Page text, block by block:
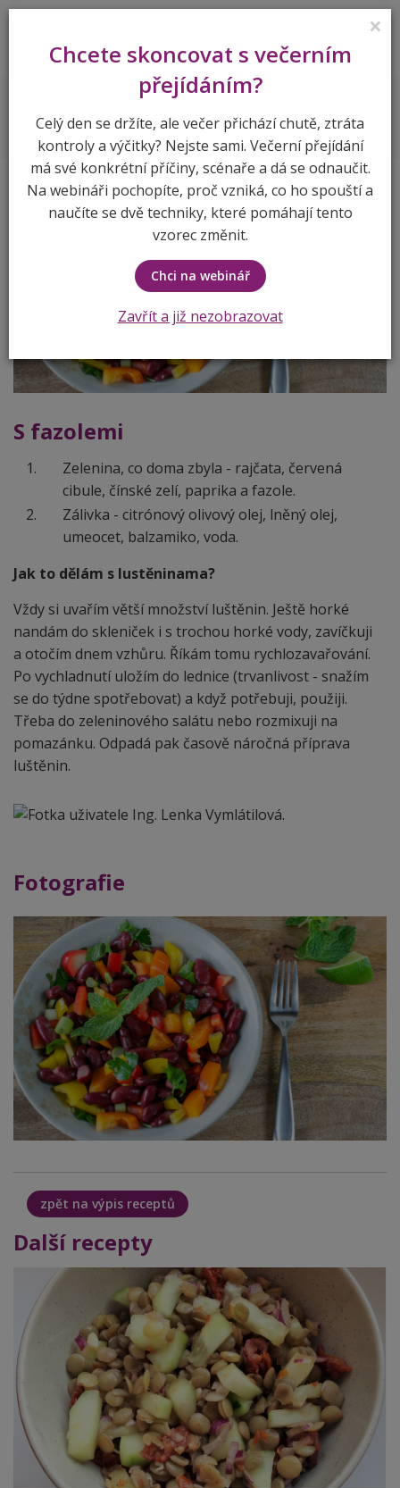
Lenka Vymlátilová
Recepty S fazolemi
S fazolemi
Zelenina, co doma zbyla - rajčata, červená
cibule, čínské zelí, paprika a fazole.
Zálivka - citrónový olivový olej, lněný olej,
umeocet, balzamiko, voda.
Jak to dělám s lustěninama?
Vždy si uvařím větší množství luštěnin. Ještě horké
nandám do skleniček i s trochou horké vody, zavíčkuji
a otočím dnem vzhůru. Říkám tomu rychlozavařování.
Po vychladnutí uložím do lednice (trvanlivost - snažím
se do týdne spotřebovat) a když potřebuji, použiji.
Třeba do zeleninového salátu nebo rozmixuji na
pomazánku. Odpadá pak časově náročná příprava
luštěnin.
Fotografie
zpět na výpis receptů
Další recepty
×
Chcete skoncovat s večerním
přejídáním?
Celý den se držíte, ale večer přichází chutě, ztráta
kontroly a výčitky? Nejste sami. Večerní přejídání
má své konkrétní příčiny, scénaře a dá se odnaučit.
Na webináři pochopíte, proč vzniká, co ho spouští a
naučíte se dvě techniky, které pomáhají tento
vzorec změnit.
Chci na webinář
Zavřít a již nezobrazovat